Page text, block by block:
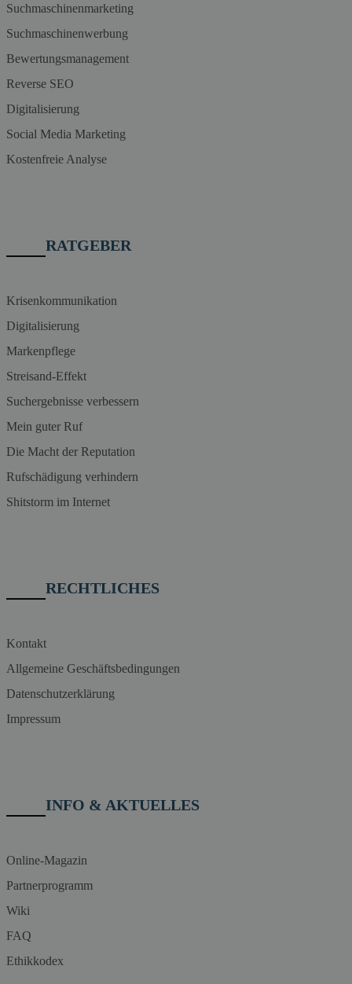
Suchmaschinenmarketing
Suchmaschinenwerbung
Bewertungsmanagement
Reverse SEO
Digitalisierung
Social Media Marketing
Kostenfreie Analyse
RATGEBER
Krisenkommunikation
Digitalisierung
Markenpflege
Streisand-Effekt
Suchergebnisse verbessern
Mein guter Ruf
Die Macht der Reputation
Rufschädigung verhindern
Shitstorm im Internet
RECHTLICHES
Kontakt
Allgemeine Geschäftsbedingungen
Datenschutzerklärung
Impressum
INFO & AKTUELLES
Online-Magazin
Partnerprogramm
Wiki
FAQ
Ethikkodex